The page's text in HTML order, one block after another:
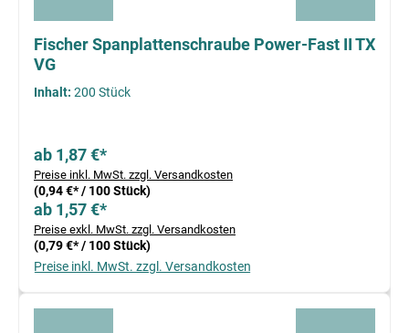
Fischer Spanplattenschraube Power-Fast II TX
VG
Inhalt: 200 Stück
ab 1,87 €*
Preise inkl. MwSt. zzgl. Versandkosten
(0,94 €* / 100 Stück)
ab 1,57 €*
Preise exkl. MwSt. zzgl. Versandkosten
(0,79 €* / 100 Stück)
Preise inkl. MwSt. zzgl. Versandkosten